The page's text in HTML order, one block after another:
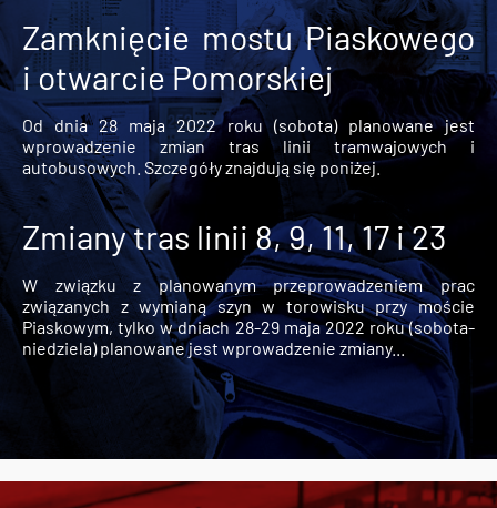
Zamknięcie mostu Piaskowego
i otwarcie Pomorskiej
Od dnia 28 maja 2022 roku (sobota) planowane jest
wprowadzenie zmian tras linii tramwajowych i
autobusowych. Szczegóły znajdują się poniżej.
Zmiany tras linii 8, 9, 11, 17 i 23
W związku z planowanym przeprowadzeniem prac
związanych z wymianą szyn w torowisku przy moście
Piaskowym, tylko w dniach 28-29 maja 2022 roku (sobota-
niedziela) planowane jest wprowadzenie zmiany...